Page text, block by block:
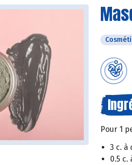
Pour 1
3 c. à
0.5 c.